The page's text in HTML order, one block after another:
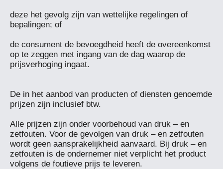
deze het gevolg zijn van wettelijke regelingen of
bepalingen; of
de consument de bevoegdheid heeft de overeenkomst
op te zeggen met ingang van de dag waarop de
prijsverhoging ingaat.
De in het aanbod van producten of diensten genoemde
prijzen zijn inclusief btw.
Alle prijzen zijn onder voorbehoud van druk – en
zetfouten. Voor de gevolgen van druk – en zetfouten
wordt geen aansprakelijkheid aanvaard. Bij druk – en
zetfouten is de ondernemer niet verplicht het product
volgens de foutieve prijs te leveren.